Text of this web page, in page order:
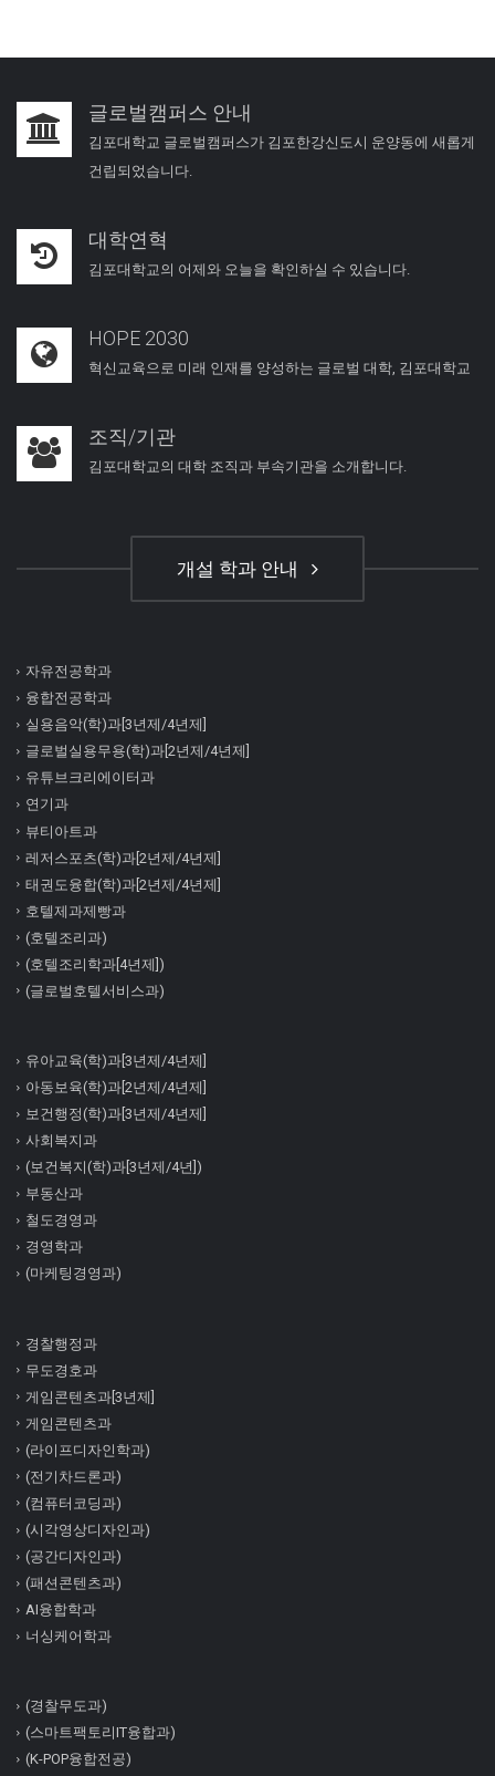
글로벌캠퍼스 안내
김포대학교 글로벌캠퍼스가 김포한강신도시 운양동에 새롭게
건립되었습니다.
대학연혁
김포대학교의 어제와 오늘을 확인하실 수 있습니다.
HOPE 2030
혁신교육으로 미래 인재를 양성하는 글로벌 대학, 김포대학교
조직/기관
김포대학교의 대학 조직과 부속기관을 소개합니다.
개설 학과 안내
자유전공학과
융합전공학과
실용음악(학)과[3년제/4년제]
글로벌실용무용(학)과[2년제/4년제]
유튜브크리에이터과
연기과
뷰티아트과
레저스포츠(학)과[2년제/4년제]
태권도융합(학)과[2년제/4년제]
호텔제과제빵과
(호텔조리과)
(호텔조리학과[4년제])
(글로벌호텔서비스과)
유아교육(학)과[3년제/4년제]
아동보육(학)과[2년제/4년제]
보건행정(학)과[3년제/4년제]
사회복지과
(보건복지(학)과[3년제/4년])
부동산과
철도경영과
경영학과
(마케팅경영과)
경찰행정과
무도경호과
게임콘텐츠과[3년제]
게임콘텐츠과
(라이프디자인학과)
(전기차드론과)
(컴퓨터코딩과)
(시각영상디자인과)
(공간디자인과)
(패션콘텐츠과)
AI융합학과
너싱케어학과
(경찰무도과)
(스마트팩토리IT융합과)
(K-POP융합전공)